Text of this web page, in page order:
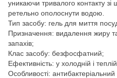
уникаючи тривалого контакту зі
ретельно ополоснути водою.
Тип засобу: гель для миття
Призначення: видалення жиру
запахів;
Клас засобу: безфосфатний;
Ефективність: у холодній і
Особливості: